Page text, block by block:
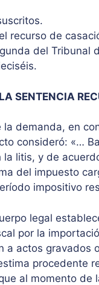
recurso de
del Tribunal
SENTENCIA
demanda, en
consideró: «…
litis, y de
del impuesto
impositivo
legal
por la
a actos gravados
procedente
al momento de